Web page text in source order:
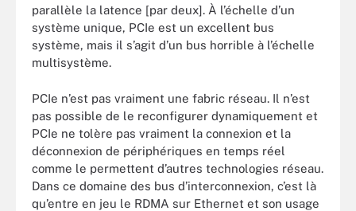
parallèle la latence [par deux]. À l’échelle d’un
système unique, PCIe est un excellent bus
système, mais il s’agit d’un bus horrible à l’échelle
multisystème.
PCIe n’est pas vraiment une fabric réseau. Il n’est
pas possible de le reconfigurer dynamiquement et
PCIe ne tolère pas vraiment la connexion et la
déconnexion de périphériques en temps réel
comme le permettent d’autres technologies réseau.
Dans ce domaine des bus d’interconnexion, c’est là
qu’entre en jeu le RDMA sur Ethernet et son usage